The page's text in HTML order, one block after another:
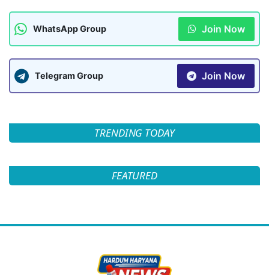
WhatsApp Group Join Now
Telegram Group Join Now
TRENDING TODAY
FEATURED